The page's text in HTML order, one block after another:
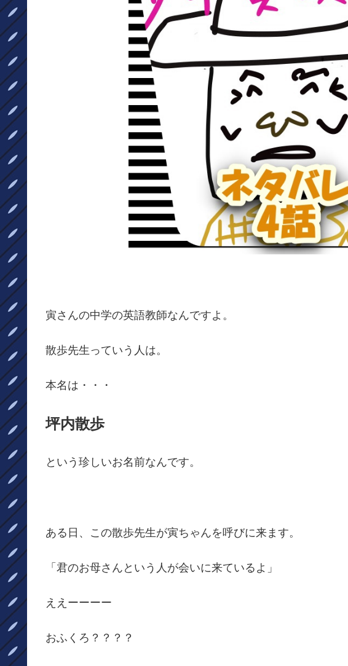
寅さんの中学の英語教師なんですよ。
散歩先生っていう人は。
本名は・・・
坪内散歩
という珍しいお名前なんです。
ある日、この散歩先生が寅ちゃんを呼びに来ます。
「君のお母さんという人が会いに来ているよ」
ええーーーー
おふくろ？？？？